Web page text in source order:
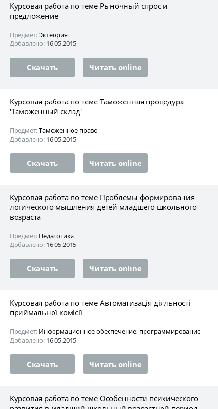
Курсовая работа по теме Рыночный спрос и
предложение
Предмет:Эктеория
Добавлено: 16.05.2015
Скачать Читать online
Курсовая работа по теме Таможенная процедура
'Таможенный склад'
Предмет:Таможенное право
Добавлено: 16.05.2015
Скачать Читать online
Курсовая работа по теме Проблемы формирования
логического мышления детей младшего школьного
возраста
Предмет: Педагогика
Добавлено: 16.05.2015
Скачать Читать online
Курсовая работа по теме Автоматизація діяльності
приймальної комісії
Предмет: Информационное обеспечение, программирование
Добавлено: 16.05.2015
Скачать Читать online
Курсовая работа по теме Особенности психического